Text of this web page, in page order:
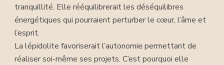
tranquillité. Elle rééquilibrerait les déséquilibres
énergétiques qui pourraient perturber le cœur, l’âme et
l’esprit.
La lépidolite favoriserait l’autonomie permettant de
réaliser soi-même ses projets. C’est pourquoi elle